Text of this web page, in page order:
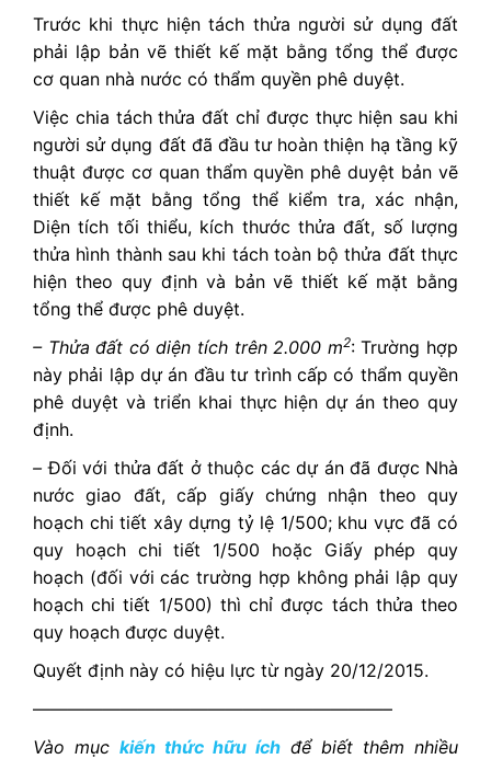
Trước khi thực hiện tách thửa người sử dụng đất
phải lập bản vẽ thiết kế mặt bằng tổng thể được
cơ quan nhà nước có thẩm quyền phê duyệt.
Việc chia tách thửa đất chỉ được thực hiện sau khi
người sử dụng đất đã đầu tư hoàn thiện hạ tầng kỹ
thuật được cơ quan thẩm quyền phê duyệt bản vẽ
thiết kế mặt bằng tổng thể kiểm tra, xác nhận,
Diện tích tối thiểu, kích thước thửa đất, số lượng
thửa hình thành sau khi tách toàn bộ thửa đất thực
hiện theo quy định và bản vẽ thiết kế mặt bằng
tổng thể được phê duyệt.
– Thửa đất có diện tích trên 2.000 m2: Trường hợp
này phải lập dự án đầu tư trình cấp có thẩm quyền
phê duyệt và triển khai thực hiện dự án theo quy
định.
–Đối với thửa đất ở thuộc các dự án đã được Nhà
nước giao đất, cấp giấy chứng nhận theo quy
hoạch chi tiết xây dựng tỷ lệ 1/500; khu vực đã có
quy hoạch chi tiết 1/500 hoặc Giấy phép quy
hoạch (đối với các trường hợp không phải lập quy
hoạch chi tiết 1/500) thì chỉ được tách thửa theo
quy hoạch được duyệt.
Quyết định này có hiệu lực từ ngày 20/12/2015.
————————————————————–
Vào mục kiến thức hữu ích để biết thêm nhiều